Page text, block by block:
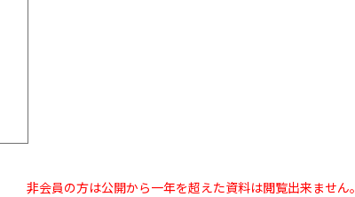
非会員の方は公開から一年を超えた資料は閲覧出来ません。